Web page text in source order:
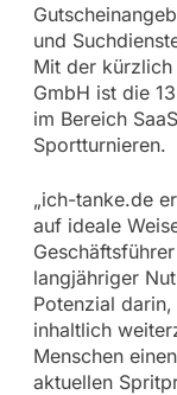
und
Mit der kürzlich
GmbH ist die
im Bereich
Sportturnieren.
„ich-tanke.de
auf ideale
langjähriger
Potenzial
inhaltlich
Menschen
aktuellen